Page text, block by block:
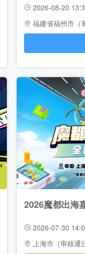
2026-08-20
福建省福州市（
2026-07-30
上海市（审核通